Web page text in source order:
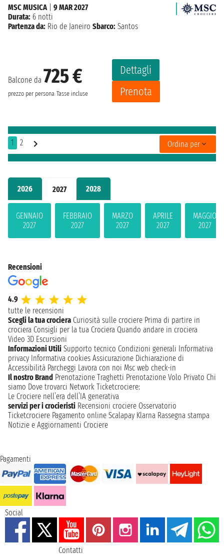
2026 2027 2028
GENNAIO
2027
FEBBRAIO
2027
MARZO
2027
APRILE
2027
MAGGIO
2027
Balcone da 725 €
prezzo per persona Tasse incluse
Dettagli
Prenota
MSC MUSICA| 9 MAR 2027
Durata: 6 notti
Partenza da: Rio de Janeiro Sbarco: Santos
1 2 Ordina per
Recensioni
4.9
tutte le recensioni
Scegli la tua crociera Curiosità sulle crociere Prima di partire in
crociera Consigli per la tua Crociera Quando andare in crociera
Video 3D Escursioni
Informazioni Utili Supporto tecnico Condizioni generali Informativa
privacy Informativa cookies Assicurazione Dichiarazione di
Accessibilità Parcheggi Lavora con noi Msc web check-in
Il nostro Brand Prenotazione Traghetti Prenotazione Volo Privato Chi
siamo Dove trovarci Network Ticketcrociere:
Le Crociere nell’era dell’IA generativa
servizi per i crocieristi Recensioni crociere Osservatorio
Ticketcrociere Pagamento online Scalapay Klarna Rassegna stampa
Notizie e Aggiornamenti Crociere
Pagamenti
Social
Contatti